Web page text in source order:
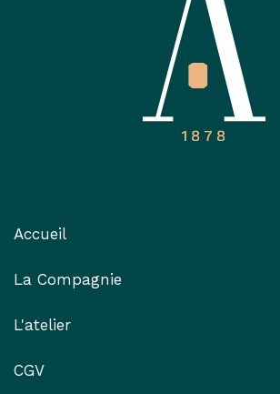
Accueil
La Compagnie
L'atelier
CGV